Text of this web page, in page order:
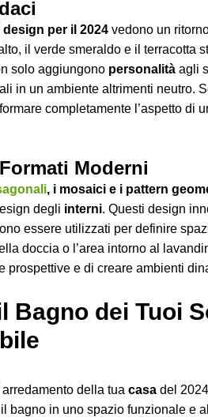
per il 2024 vedono un
il verde smeraldo e il terracotta
solo aggiungono personalità agli
in un ambiente altrimenti neutro.
completamente l’aspetto di
Moderni
, i mosaici e i pattern
degli interni. Questi design
essere utilizzati per definire
doccia o l’area intorno al
prospettive e di creare ambienti
Bagno dei Tuoi
della tua casa del
bagno in uno spazio funzionale e